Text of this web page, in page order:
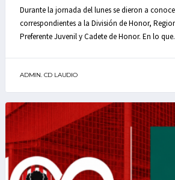
Durante la jornada del lunes se dieron a
correspondientes a la División de Honor,
Preferente Juvenil y Cadete de Honor. En lo
ADMIN. CD LAUDIO